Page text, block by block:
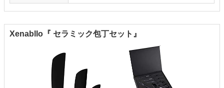
Xenabllo『 セラミック包丁セット』